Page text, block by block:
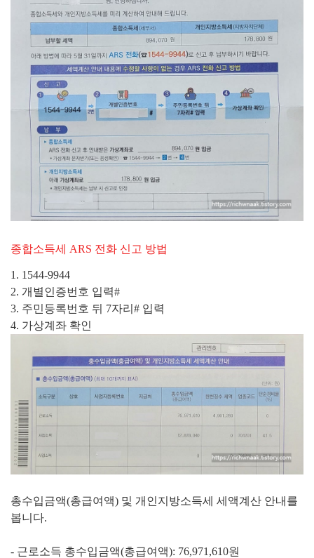
종합소득세 ARS 전화 신고 방법
1. 1544-9944
2. 개별인증번호 입력#
3. 주민등록번호 뒤 7자리# 입력
4. 가상계좌 확인
총수입금액(총급여액) 및 개인지방소득세 세액계산 안내를
봅니다.
- 근로소득 총수입금액(총급여액): 76,971,610원